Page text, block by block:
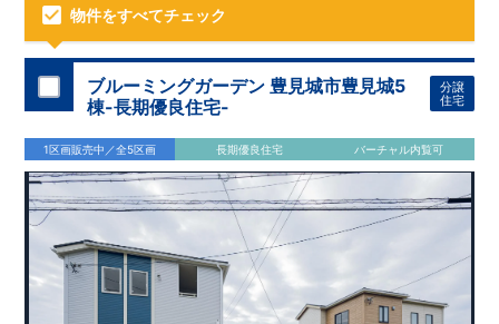
物件をすべてチェック
ブルーミングガーデン 豊見城市豊見城5
棟-長期優良住宅-
分譲
住宅
1区画販売中／全5区画 長期優良住宅 バーチャル内覧可